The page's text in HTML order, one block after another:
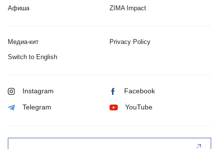
Афиша ZIMA Impact
Медиа-кит Privacy Policy
Switch to English
Instagram Facebook
Telegram YouTube